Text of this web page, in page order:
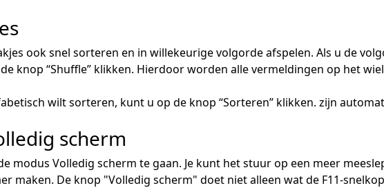
ook snel sorteren en in willekeurige volgorde afspelen. Als u de
knop “Shuffle” klikken. Hierdoor worden alle vermeldingen op het
wilt sorteren, kunt u op de knop “Sorteren” klikken. zijn
scherm
modus Volledig scherm te gaan. Je kunt het stuur op een meer
maken. De knop "Volledig scherm" doet niet alleen wat de F11-